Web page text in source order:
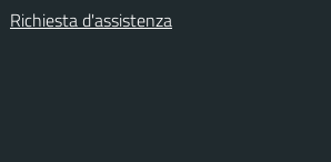
Richiesta d'assistenza